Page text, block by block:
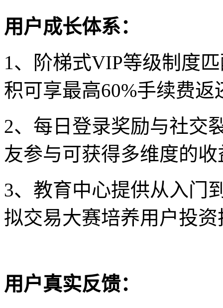
用户成长体系：
1、阶梯式VIP等级制度
积可享最高60%手续费返
2、每日登录奖励与社交
友参与可获得多维度的
3、教育中心提供从入门
拟交易大赛培养用户投资
用户真实反馈：